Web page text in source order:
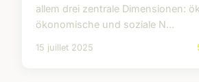
allem drei zentrale Dimensionen:
ökonomische und soziale N...
15 juillet 2025